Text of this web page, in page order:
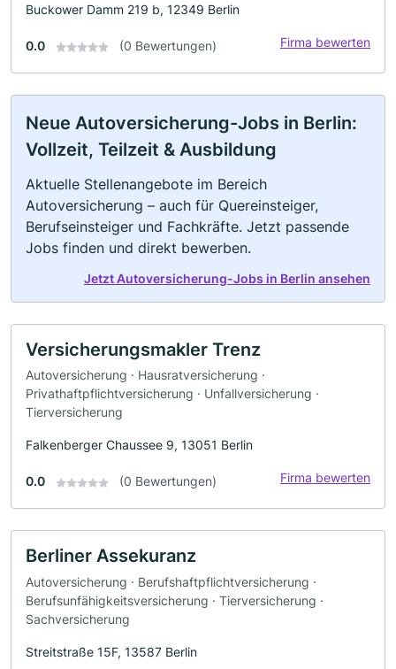
Buckower Damm 219 b, 12349 Berlin
0.0 (0 Bewertungen) Firma bewerten
Neue Autoversicherung-Jobs in Berlin:
Vollzeit, Teilzeit & Ausbildung
Aktuelle Stellenangebote im Bereich
Autoversicherung – auch für Quereinsteiger,
Berufseinsteiger und Fachkräfte. Jetzt passende
Jobs finden und direkt bewerben.
Jetzt Autoversicherung-Jobs in Berlin ansehen
Versicherungsmakler Trenz
Autoversicherung · Hausratversicherung ·
Privathaftpflichtversicherung · Unfallversicherung ·
Tierversicherung
Falkenberger Chaussee 9, 13051 Berlin
0.0 (0 Bewertungen) Firma bewerten
Berliner Assekuranz
Autoversicherung · Berufshaftpflichtversicherung ·
Berufsunfähigkeitsversicherung · Tierversicherung ·
Sachversicherung
Streitstraße 15F, 13587 Berlin